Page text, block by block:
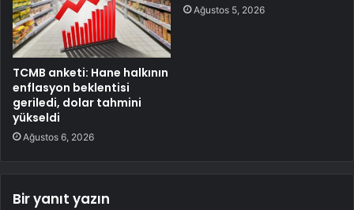
TCMB anketi: Hane halkının
enflasyon beklentisi
geriledi, dolar tahmini
yükseldi
Ağustos 6, 2026
Ağustos 5, 2026
Bir yanıt yazın